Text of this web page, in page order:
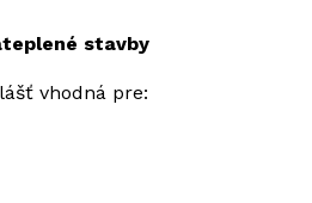
stavby
vhodná pre: